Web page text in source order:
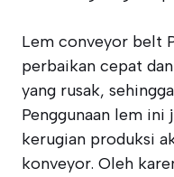
Lem conveyor belt
perbaikan cepat
yang rusak,
Penggunaan lem
kerugian produksi
konveyor. Oleh